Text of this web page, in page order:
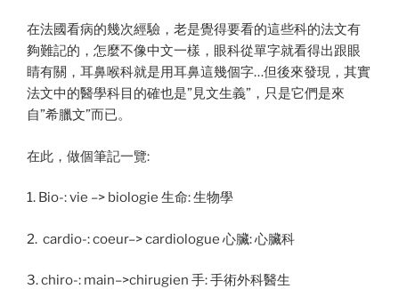
言
的
可
能
在法國看病的幾次經驗，老是覺得要看的這些科的法文有
夠難記的，怎麼不像中文一樣，眼科從單字就看得出跟眼
睛有關，耳鼻喉科就是用耳鼻這幾個字…但後來發現，其實
法文中的醫學科目的確也是”見文生義”，只是它們是來
自”希臘文”而已。
在此，做個筆記一覽:
1. Bio-: vie –> biologie 生命: 生物學
2. cardio-: coeur–> cardiologue 心臟: 心臟科
3. chiro-: main–>chirugien 手: 手術外科醫生